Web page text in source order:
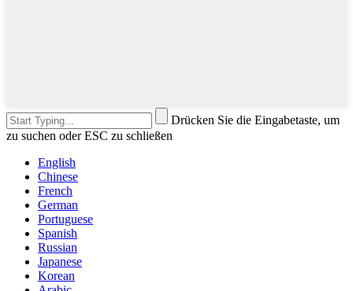
Drücken Sie die Eingabetaste, um
zu suchen oder ESC zu schließen
English
Chinese
French
German
Portuguese
Spanish
Russian
Japanese
Korean